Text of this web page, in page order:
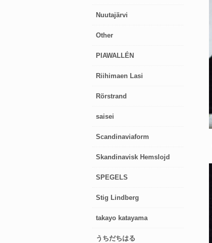
Nuutajärvi
Other
PIAWALLÉN
Riihimaen Lasi
Rörstrand
saisei
Scandinaviaform
Skandinavisk Hemslojd
SPEGELS
Stig Lindberg
takayo katayama
うちだちはる